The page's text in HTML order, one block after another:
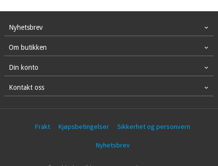
Nyhetsbrev
Om butikken
Din konto
Kontakt oss
Frakt Kjøpsbetingelser Sikkerhet og personvern
Nyhetsbrev